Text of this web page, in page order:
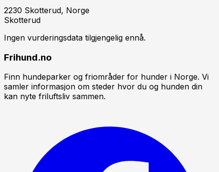
2230 Skotterud, Norge
Skotterud
Ingen vurderingsdata tilgjengelig ennå.
Frihund.no
Finn hundeparker og friområder for hunder i Norge. Vi
samler informasjon om steder hvor du og hunden din
kan nyte friluftsliv sammen.